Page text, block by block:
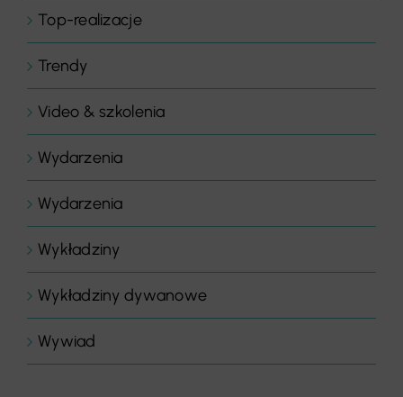
Top-realizacje
Trendy
Video & szkolenia
Wydarzenia
Wydarzenia
Wykładziny
Wykładziny dywanowe
Wywiad